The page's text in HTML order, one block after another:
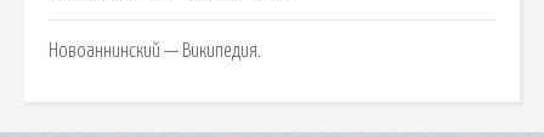
Новоаннинский — Википедия.